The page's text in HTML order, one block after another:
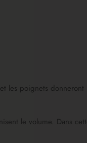
les poignets
le volume. Dans